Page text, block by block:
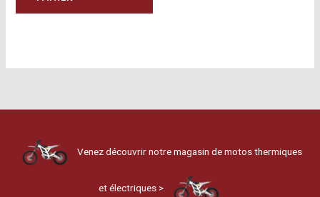
Venez découvrir notre magasin de motos thermiques
et électriques >